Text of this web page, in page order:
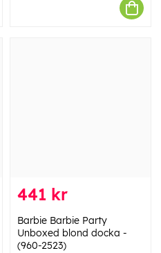
441 kr
Barbie Barbie Party
Unboxed blond docka -
(960-2523)